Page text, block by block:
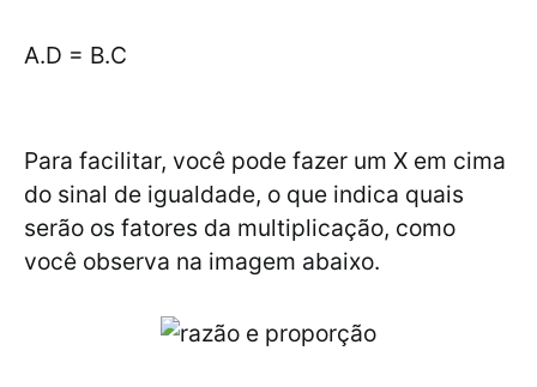
A.D = B.C
Para facilitar, você pode fazer um X em cima
do sinal de igualdade, o que indica quais
serão os fatores da multiplicação, como
você observa na imagem abaixo.